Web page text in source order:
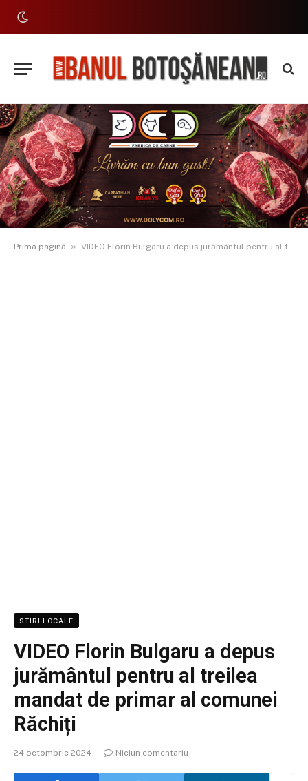
Prima pagină » VIDEO Florin Bulgaru a depus jurământul pentru al treilea mandat de primar al comunei Răchiți
STIRI LOCALE
VIDEO Florin Bulgaru a depus
jurământul pentru al treilea
mandat de primar al comunei
Răchiți
24 octombrie 2024 Niciun comentariu